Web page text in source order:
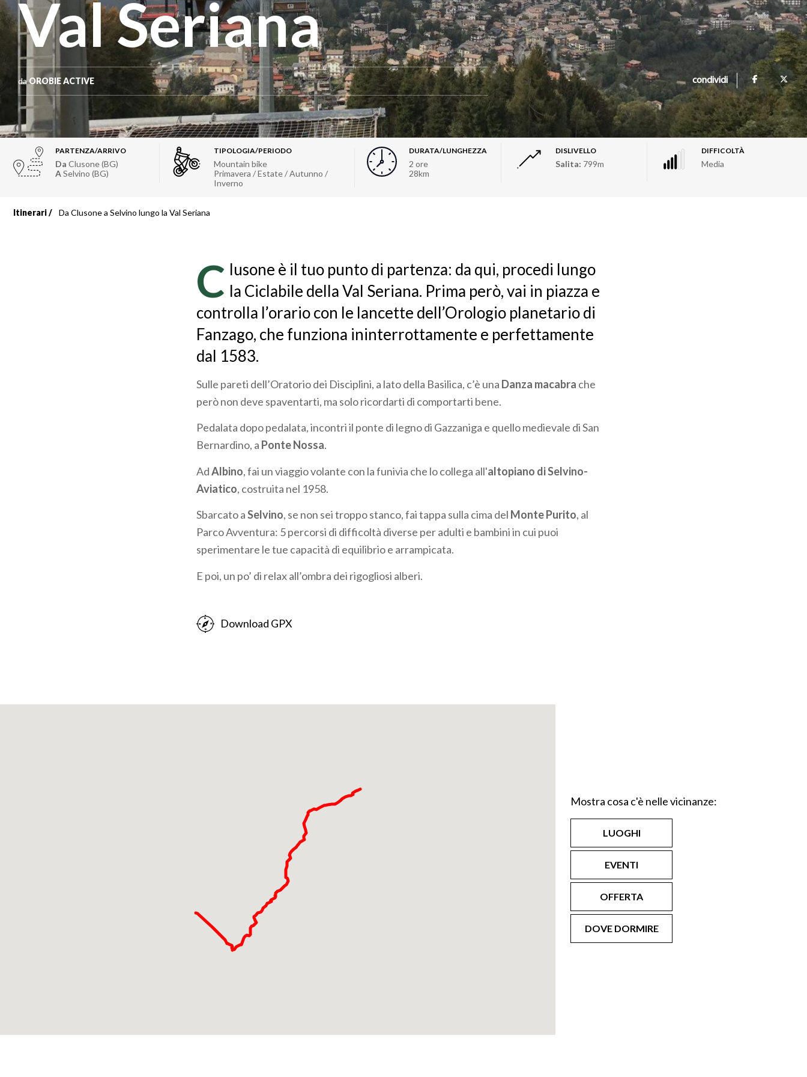
Val Seriana
daOROBIE ACTIVE condividi
PARTENZA/ARRIVO
Da Clusone (BG)
ASelvino (BG)
TIPOLOGIA/PERIODO
Mountain bike
Primavera / Estate / Autunno /
Inverno
DURATA/LUNGHEZZA
2 ore
28km
DISLIVELLO
Salita: 799m
DIFFICOLTÀ
Media
Itinerari Da Clusone a Selvino lungo la Val Seriana
C lusone è il tuo punto di partenza: da qui, procedi lungo
la Ciclabile della Val Seriana. Prima però, vai in piazza e
controlla l’orario con le lancette dell’Orologio planetario di
Fanzago, che funziona ininterrottamente e perfettamente
dal 1583.
Sulle pareti dell’Oratorio dei Disciplini, a lato della Basilica, c’è una Danza macabra che
però non deve spaventarti, ma solo ricordarti di comportarti bene.
Pedalata dopo pedalata, incontri il ponte di legno di Gazzaniga e quello medievale di San
Bernardino, a Ponte Nossa.
AdAlbino, fai un viaggio volante con la funivia che lo collega all'altopiano di Selvino-
Aviatico, costruita nel 1958.
Sbarcato aSelvino, se non sei troppo stanco, fai tappa sulla cima del Monte Purito, al
Parco Avventura: 5 percorsi di difficoltà diverse per adulti e bambini in cui puoi
sperimentare le tue capacità di equilibrio e arrampicata.
E poi, un po’ di relax all’ombra dei rigogliosi alberi.
Download GPX
Mostra cosa c'è nelle vicinanze:
LUOGHI
EVENTI
OFFERTA
DOVE DORMIRE